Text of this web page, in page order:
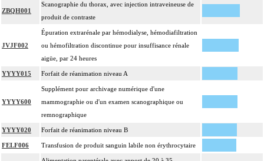
ZBQH001
Scanographie du thorax, avec injection intraveineuse de
produit de contraste
JVJF002
Épuration extrarénale par hémodialyse, hémodiafiltration
ou hémofiltration discontinue pour insuffisance rénale
aigüe, par 24 heures
YYYY015 Forfait de réanimation niveau A
YYYY600
Supplément pour archivage numérique d'une
mammographie ou d'un examen scanographique ou
remnographique
YYYY020 Forfait de réanimation niveau B
FELF006 Transfusion de produit sanguin labile non érythrocytaire